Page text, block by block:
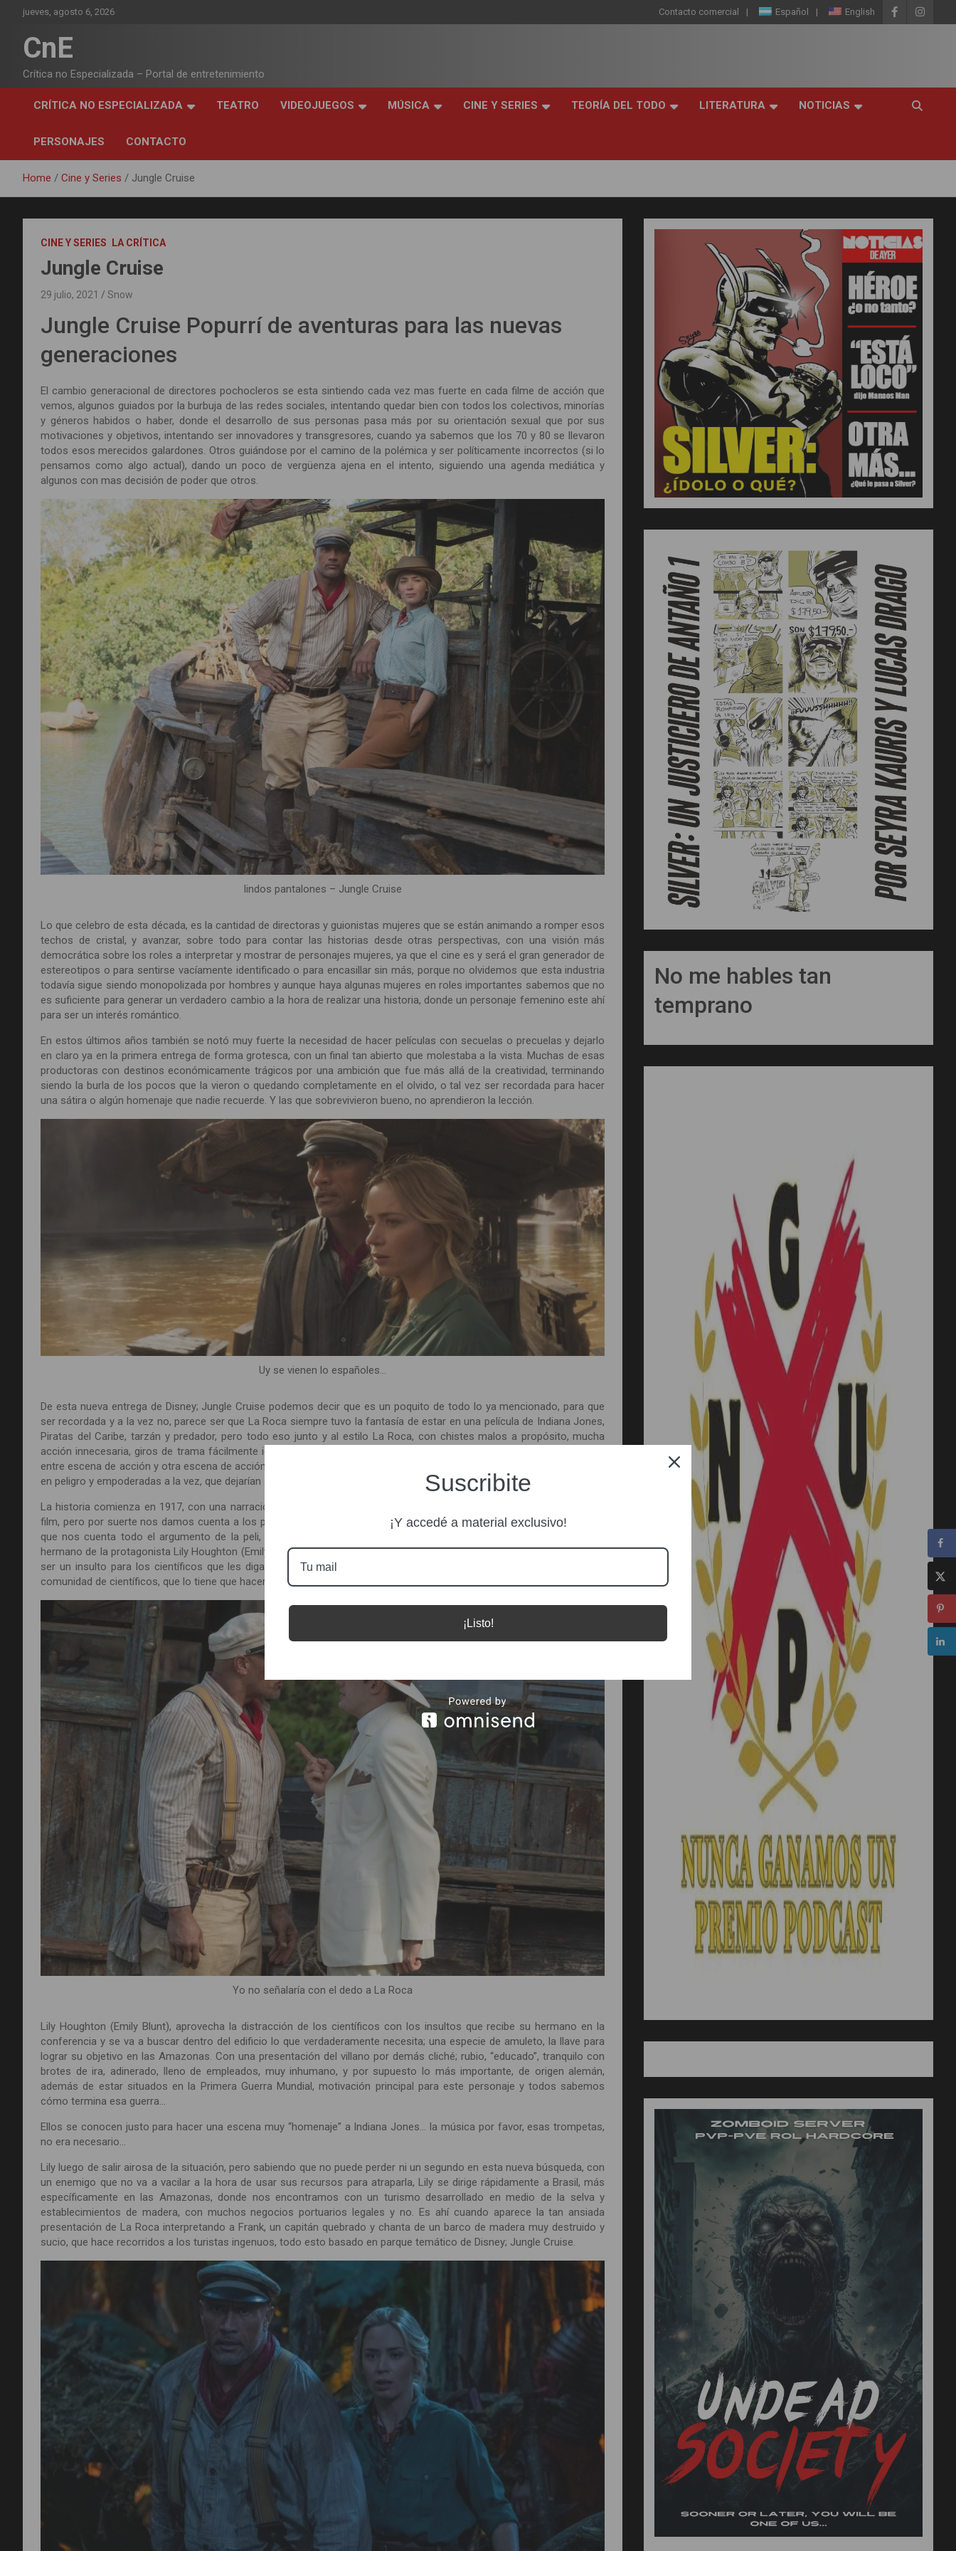
content
jueves, agosto 6, 2026 Contacto comercial Español English
CnE
Crítica no Especializada – Portal de entretenimiento
CRÍTICA NO ESPECIALIZADA TEATRO VIDEOJUEGOS MÚSICA CINE Y SERIES TEORÍA DEL TODO LITERATURA NOTICIAS
PERSONAJES CONTACTO
Home Cine y Series Jungle Cruise
CINE Y SERIES LA CRÍTICA
Jungle Cruise
29 julio, 2021 Snow
Jungle Cruise Popurrí de aventuras para las nuevas
generaciones
El cambio generacional de directores pochocleros se esta sintiendo cada vez mas fuerte en cada filme de acción que
vemos, algunos guiados por la burbuja de las redes sociales, intentando quedar bien con todos los colectivos, minorías
y géneros habidos o haber, donde el desarrollo de sus personas pasa más por su orientación sexual que por sus
motivaciones y objetivos, intentando ser innovadores y transgresores, cuando ya sabemos que los 70 y 80 se llevaron
todos esos merecidos galardones. Otros guiándose por el camino de la polémica y ser políticamente incorrectos (si lo
pensamos como algo actual), dando un poco de vergüenza ajena en el intento, siguiendo una agenda mediática y
algunos con mas decisión de poder que otros.
lindos pantalones – Jungle Cruise
Lo que celebro de esta década, es la cantidad de directoras y guionistas mujeres que se están animando a romper esos
techos de cristal, y avanzar, sobre todo para contar las historias desde otras perspectivas, con una visión más
democrática sobre los roles a interpretar y mostrar de personajes mujeres, ya que el cine es y será el gran generador de
estereotipos o para sentirse vacíamente identificado o para encasillar sin más, porque no olvidemos que esta industria
todavía sigue siendo monopolizada por hombres y aunque haya algunas mujeres en roles importantes sabemos que no
es suficiente para generar un verdadero cambio a la hora de realizar una historia, donde un personaje femenino este ahí
para ser un interés romántico.
En estos últimos años también se notó muy fuerte la necesidad de hacer películas con secuelas o precuelas y dejarlo
en claro ya en la primera entrega de forma grotesca, con un final tan abierto que molestaba a la vista. Muchas de esas
productoras con destinos económicamente trágicos por una ambición que fue más allá de la creatividad, terminando
siendo la burla de los pocos que la vieron o quedando completamente en el olvido, o tal vez ser recordada para hacer
una sátira o algún homenaje que nadie recuerde. Y las que sobrevivieron bueno, no aprendieron la lección.
Uy se vienen lo españoles…
De esta nueva entrega de Disney; Jungle Cruise podemos decir que es un poquito de todo lo ya mencionado, para que
ser recordada y a la vez no, parece ser que La Roca siempre tuvo la fantasía de estar en una película de Indiana Jones,
Piratas del Caribe, tarzán y predador, pero todo eso junto y al estilo La Roca, con chistes malos a propósito, mucha
acción innecesaria, giros de trama fácilmente identificables y predecibles, y por supuesto micro momentos para todo,
entre escena de acción y otra escena de acción. Con la firma de moda que actualmente caracteriza a Disney; damiselas
en peligro y empoderadas a la vez, que dejarían sus convicciones y objetivos por un enamoramiento.
La historia comienza en 1917, con una narración aburrida por demás, tanto que da miedo por cómo sigue después el
film, pero por suerte nos damos cuenta a los pocos minutos que la presentación, fue adrede, ya que es una narración
que nos cuenta todo el argumento de la peli, muy mal contada de su secuaz MacGregor (Jack Whitehall), a su vez
hermano de la protagonista Lily Houghton (Emily Blunt), una científica que es retratada como una simple escritora (debe
ser un insulto para los científicos que les digan “escritores”) y por lo tanto no tiene derecho ni a expresarse ante la
comunidad de científicos, que lo tiene que hacer su hermano por ella.
Yo no señalaría con el dedo a La Roca
Lily Houghton (Emily Blunt), aprovecha la distracción de los científicos con los insultos que recibe su hermano en la
conferencia y se va a buscar dentro del edificio lo que verdaderamente necesita; una especie de amuleto, la llave para
lograr su objetivo en las Amazonas. Con una presentación del villano por demás cliché; rubio, “educado”, tranquilo con
brotes de ira, adinerado, lleno de empleados, muy inhumano, y por supuesto lo más importante, de origen alemán,
además de estar situados en la Primera Guerra Mundial, motivación principal para este personaje y todos sabemos
cómo termina esa guerra…
Ellos se conocen justo para hacer una escena muy “homenaje” a Indiana Jones… la música por favor, esas trompetas,
no era necesario…
Lily luego de salir airosa de la situación, pero sabiendo que no puede perder ni un segundo en esta nueva búsqueda, con
un enemigo que no va a vacilar a la hora de usar sus recursos para atraparla, Lily se dirige rápidamente a Brasil, más
específicamente en las Amazonas, donde nos encontramos con un turismo desarrollado en medio de la selva y
establecimientos de madera, con muchos negocios portuarios legales y no. Es ahí cuando aparece la tan ansiada
presentación de La Roca interpretando a Frank, un capitán quebrado y chanta de un barco de madera muy destruido y
sucio, que hace recorridos a los turistas ingenuos, todo esto basado en parque temático de Disney; Jungle Cruise.
No me hables tan
temprano
Suscribite
¡Y accedé a material exclusivo!
¡Listo!